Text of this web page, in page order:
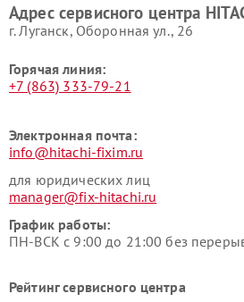
HITACHI
Адрес сервисного центра
г. Луганск, Оборонная ул., 26
Горячая линия:
+7 (863) 333-79-21
Электронная почта:
info@hitachi-fixim.ru
для юридических лиц
manager@fix-hitachi.ru
График работы:
ПН-ВСК с 9:00 до 21:00 без
Рейтинг сервисного центра